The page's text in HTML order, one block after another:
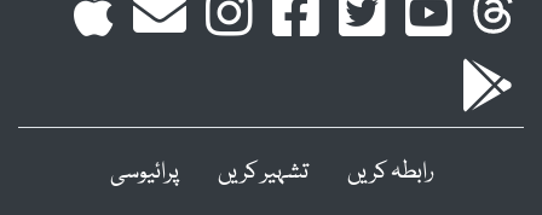
رابطہ کریں تشہیر کریں پرائیوسی